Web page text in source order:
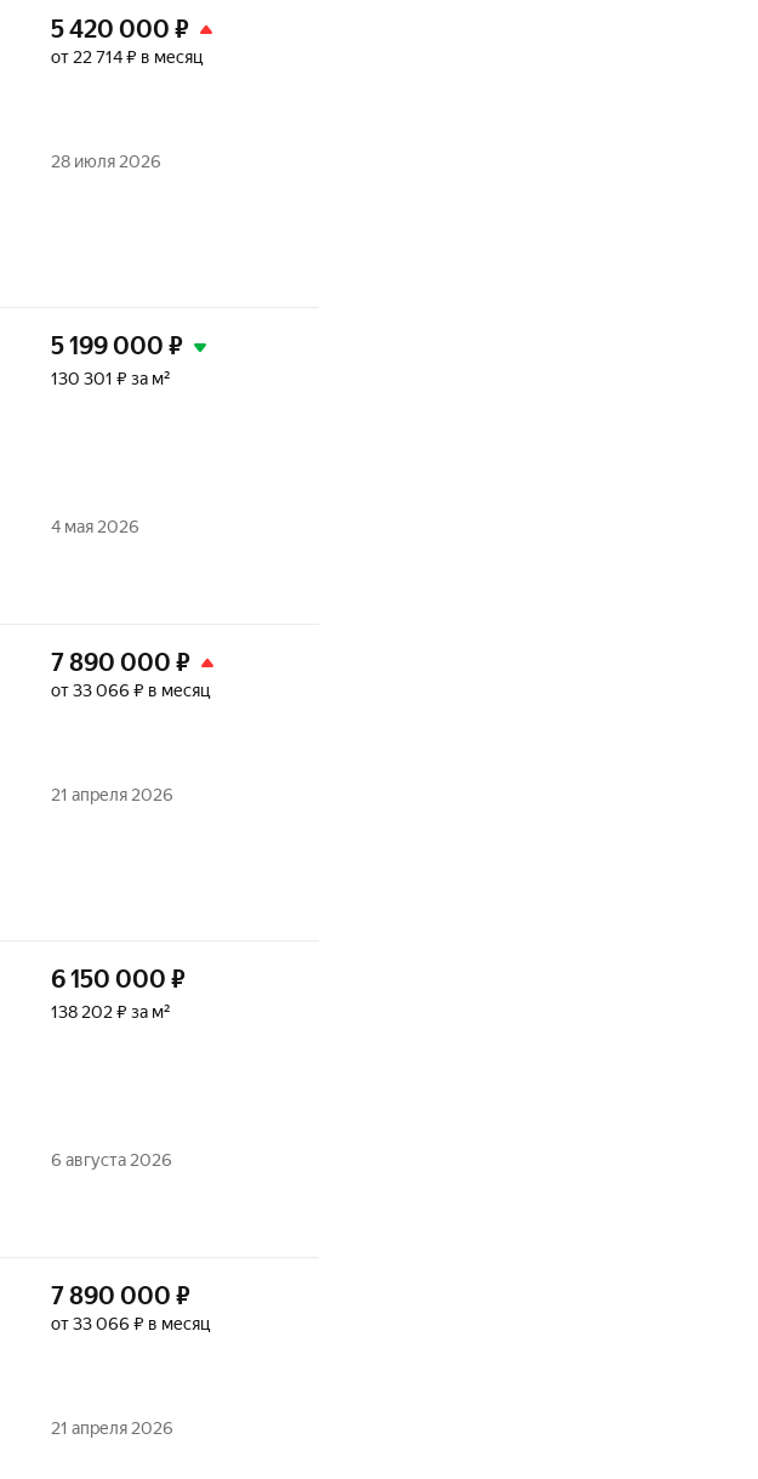
5 420 000 ₽
от 22 714 ₽ в месяц
28 июля 2026
5 199 000 ₽
130 301 ₽ за м²
4 мая 2026
7 890 000 ₽
от 33 066 ₽ в месяц
21 апреля 2026
6 150 000 ₽
138 202 ₽ за м²
6 августа 2026
7 890 000 ₽
от 33 066 ₽ в месяц
21 апреля 2026